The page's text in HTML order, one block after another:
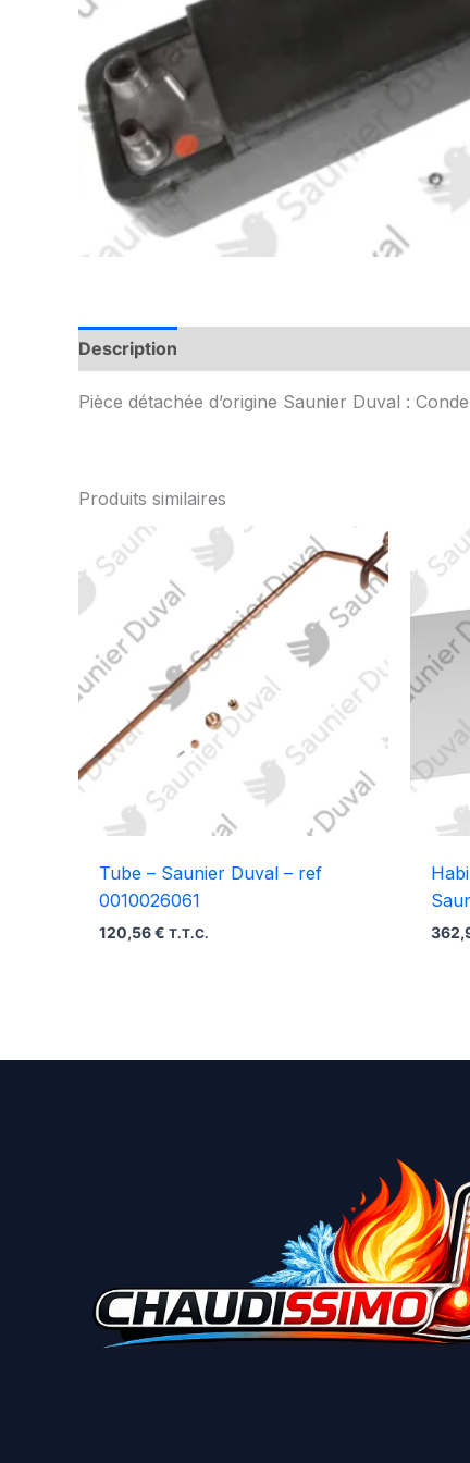
Description
Pièce détachée d’origine Saunier Duval :
Produits similaires
Tube – Saunier Duval – ref
0010026061
120,56€ T.T.C.